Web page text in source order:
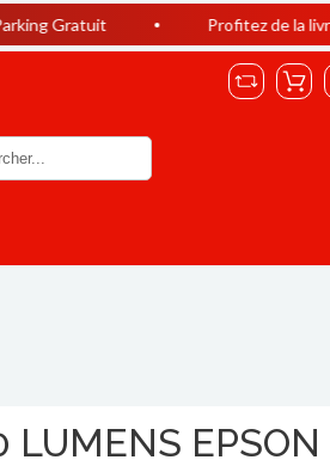
Profitez de la livraison
LUMENS EPSON